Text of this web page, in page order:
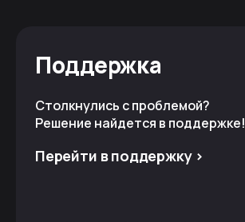
Поддержка
Столкнулись с проблемой?
Решение найдется в поддержке!
Перейти в поддержку >